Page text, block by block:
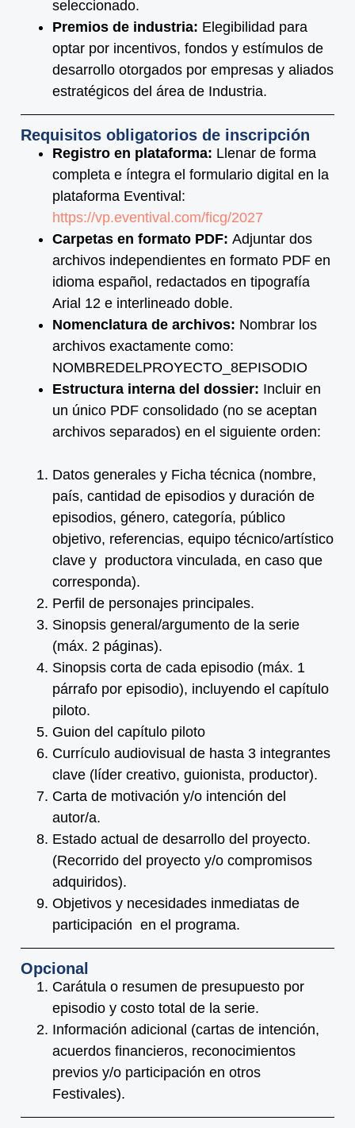
seleccionado.
Premios de industria: Elegibilidad para
optar por incentivos, fondos y estímulos de
desarrollo otorgados por empresas y aliados
estratégicos del área de Industria.
Requisitos obligatorios de inscripción
Registro en plataforma: Llenar de forma
completa e íntegra el formulario digital en la
plataforma Eventival:
https://vp.eventival.com/ficg/2027
Carpetas en formato PDF:Adjuntar dos
archivos independientes en formato PDF en
idioma español, redactados en tipografía
Arial 12 e interlineado doble.
Nomenclatura de archivos: Nombrar los
archivos exactamente como:
NOMBREDELPROYECTO_8EPISODIO
Estructura interna del dossier: Incluir en
un único PDF consolidado (no se aceptan
archivos separados) en el siguiente orden:
Datos generales y Ficha técnica (nombre,
país, cantidad de episodios y duración de
episodios, género, categoría, público
objetivo, referencias, equipo técnico/artístico
clave y productora vinculada, en caso que
corresponda).
Perfil de personajes principales.
Sinopsis general/argumento de la serie
(máx. 2 páginas).
Sinopsis corta de cada episodio (máx. 1
párrafo por episodio), incluyendo el capítulo
piloto.
Guion del capítulo piloto
Currículo audiovisual de hasta 3 integrantes
clave (líder creativo, guionista, productor).
Carta de motivación y/o intención del
autor/a.
Estado actual de desarrollo del proyecto.
(Recorrido del proyecto y/o compromisos
adquiridos).
Objetivos y necesidades inmediatas de
participación en el programa.
Opcional
Carátula o resumen de presupuesto por
episodio y costo total de la serie.
Información adicional (cartas de intención,
acuerdos financieros, reconocimientos
previos y/o participación en otros
Festivales).